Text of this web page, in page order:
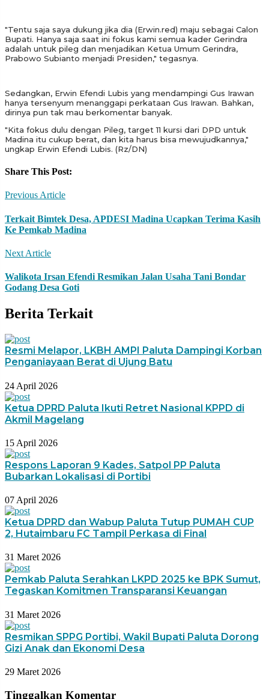
"Tentu saja saya dukung jika dia (Erwin.red) maju sebagai Calon
Bupati. Hanya saja saat ini fokus kami semua kader Gerindra
adalah untuk pileg dan menjadikan Ketua Umum Gerindra,
Prabowo Subianto menjadi Presiden," tegasnya.
Sedangkan, Erwin Efendi Lubis yang mendampingi Gus Irawan
hanya tersenyum menanggapi perkataan Gus Irawan. Bahkan,
dirinya pun tak mau berkomentar banyak.
"Kita fokus dulu dengan Pileg, target 11 kursi dari DPD untuk
Madina itu cukup berat, dan kita harus bisa mewujudkannya,"
ungkap Erwin Efendi Lubis. (Rz/DN)
Share This Post:
Previous Article
Terkait Bimtek Desa, APDESI Madina Ucapkan Terima Kasih
Ke Pemkab Madina
Next Article
Walikota Irsan Efendi Resmikan Jalan Usaha Tani Bondar
Godang Desa Goti
Berita Terkait
Resmi Melapor, LKBH AMPI Paluta Dampingi Korban
Penganiayaan Berat di Ujung Batu
24 April 2026
Ketua DPRD Paluta Ikuti Retret Nasional KPPD di
Akmil Magelang
15 April 2026
Respons Laporan 9 Kades, Satpol PP Paluta
Bubarkan Lokalisasi di Portibi
07 April 2026
Ketua DPRD dan Wabup Paluta Tutup PUMAH CUP
2, Hutaimbaru FC Tampil Perkasa di Final
31 Maret 2026
Pemkab Paluta Serahkan LKPD 2025 ke BPK Sumut,
Tegaskan Komitmen Transparansi Keuangan
31 Maret 2026
Resmikan SPPG Portibi, Wakil Bupati Paluta Dorong
Gizi Anak dan Ekonomi Desa
29 Maret 2026
Tinggalkan Komentar